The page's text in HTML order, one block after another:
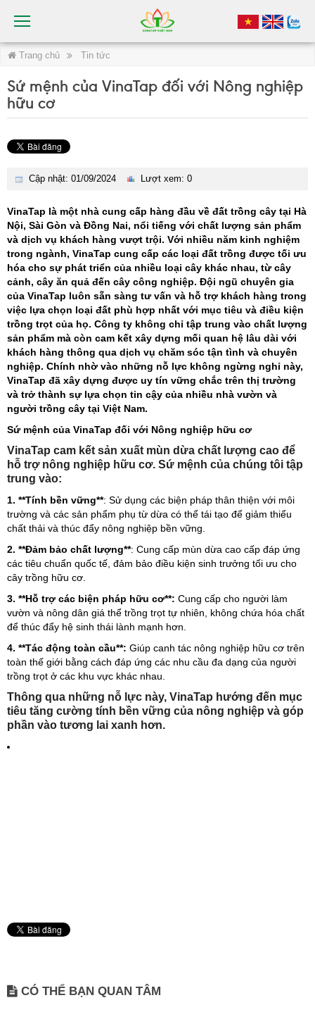
Trang chủ Tin tức
Sứ mệnh của VinaTap đối với Nông nghiệp
hữu cơ
Cập nhật: 01/09/2024 Lượt xem: 0
VinaTap là một nhà cung cấp hàng đầu về đất trồng cây tại Hà
Nội, Sài Gòn và Đồng Nai, nổi tiếng với chất lượng sản phẩm
và dịch vụ khách hàng vượt trội. Với nhiều năm kinh nghiệm
trong ngành, VinaTap cung cấp các loại đất trồng được tối ưu
hóa cho sự phát triển của nhiều loại cây khác nhau, từ cây
cảnh, cây ăn quả đến cây công nghiệp. Đội ngũ chuyên gia
của VinaTap luôn sẵn sàng tư vấn và hỗ trợ khách hàng trong
việc lựa chọn loại đất phù hợp nhất với mục tiêu và điều kiện
trồng trọt của họ. Công ty không chỉ tập trung vào chất lượng
sản phẩm mà còn cam kết xây dựng mối quan hệ lâu dài với
khách hàng thông qua dịch vụ chăm sóc tận tình và chuyên
nghiệp. Chính nhờ vào những nỗ lực không ngừng nghỉ này,
VinaTap đã xây dựng được uy tín vững chắc trên thị trường
và trở thành sự lựa chọn tin cậy của nhiều nhà vườn và
người trồng cây tại Việt Nam.
Sứ mệnh của VinaTap đối với Nông nghiệp hữu cơ
VinaTap cam kết sản xuất mùn dừa chất lượng cao để
hỗ trợ nông nghiệp hữu cơ. Sứ mệnh của chúng tôi tập
trung vào:
1. **Tính bền vững**: Sử dụng các biện pháp thân thiện với môi
trường và các sản phẩm phụ từ dừa có thể tái tạo để giảm thiểu
chất thải và thúc đẩy nông nghiệp bền vững.
2. **Đảm bảo chất lượng**: Cung cấp mùn dừa cao cấp đáp ứng
các tiêu chuẩn quốc tế, đảm bảo điều kiện sinh trưởng tối ưu cho
cây trồng hữu cơ.
3. **Hỗ trợ các biện pháp hữu cơ**: Cung cấp cho người làm
vườn và nông dân giá thể trồng trọt tự nhiên, không chứa hóa chất
để thúc đẩy hệ sinh thái lành mạnh hơn.
4. **Tác động toàn cầu**: Giúp canh tác nông nghiệp hữu cơ trên
toàn thế giới bằng cách đáp ứng các nhu cầu đa dạng của người
trồng trọt ở các khu vực khác nhau.
Thông qua những nỗ lực này, VinaTap hướng đến mục
tiêu tăng cường tính bền vững của nông nghiệp và góp
phần vào tương lai xanh hơn.
CÓ THỂ BẠN QUAN TÂM